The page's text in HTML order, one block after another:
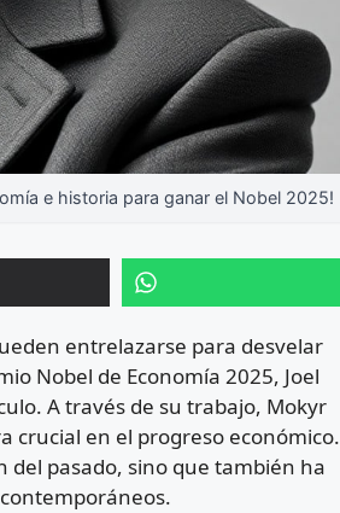
e historia para ganar el Nobel 2025!
entrelazarse para desvelar
Nobel de Economía 2025, Joel
A través de su trabajo, Mokyr
crucial en el progreso económico.
pasado, sino que también ha